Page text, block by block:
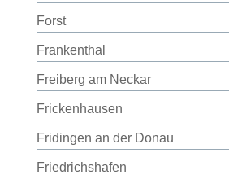
Forst
Frankenthal
Freiberg am Neckar
Frickenhausen
Fridingen an der Donau
Friedrichshafen